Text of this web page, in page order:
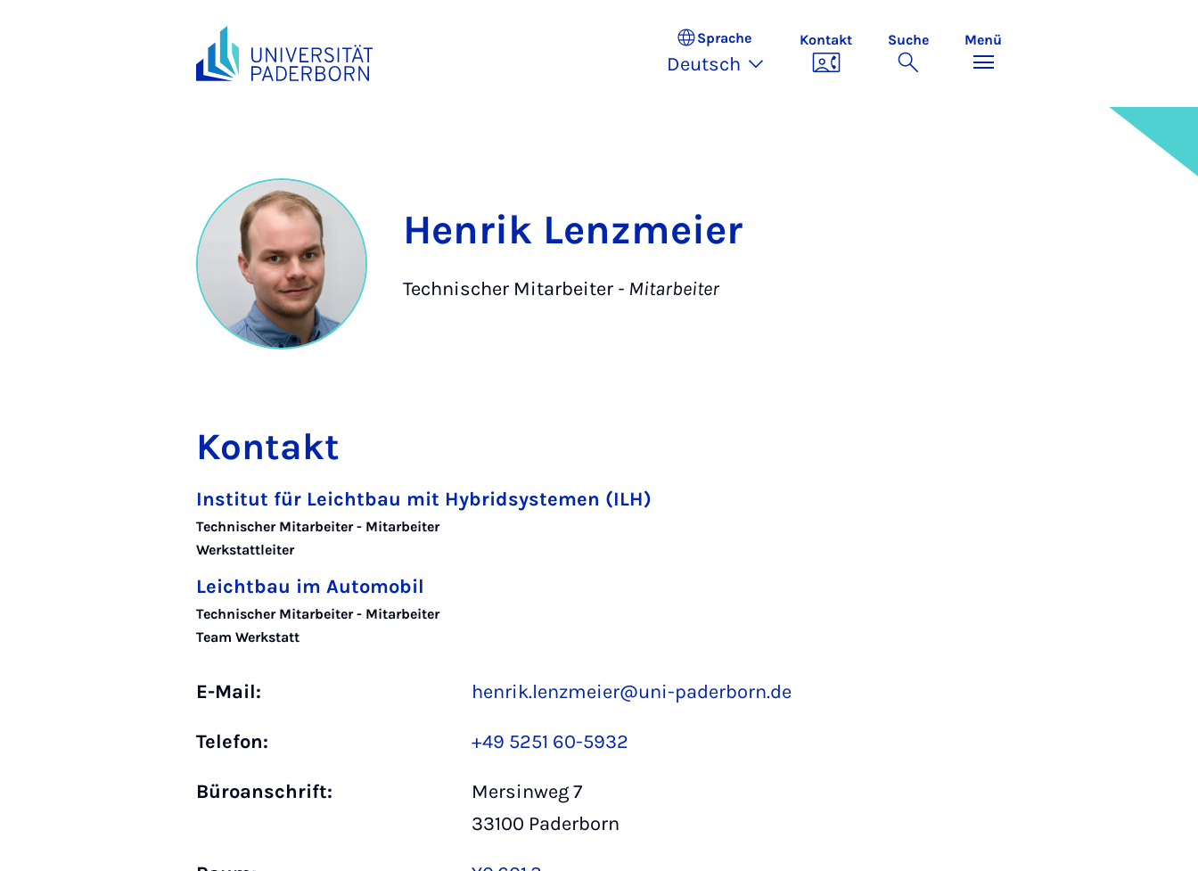
Sprache
Deutsch
Kontakt Suche Menü
Henrik Lenzmeier
Technischer Mitarbeiter - Mitarbeiter
Kontakt
Institut für Leichtbau mit Hybridsystemen (ILH)
Technischer Mitarbeiter - Mitarbeiter
Werkstattleiter
Leichtbau im Automobil
Technischer Mitarbeiter - Mitarbeiter
Team Werkstatt
E-Mail: henrik.lenzmeier@uni-paderborn.de
Telefon: +49 5251 60-5932
Büro­anschrift:
Mersinweg 7
33100 Paderborn